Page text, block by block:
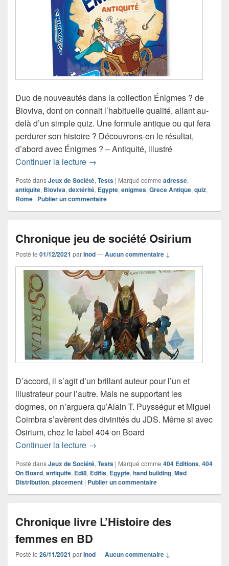
Duo de nouveautés dans la collection Énigmes ? de
Bioviva, dont on connait l’habituelle qualité, allant au-
delà d’un simple quiz. Une formule antique ou qui fera
perdurer son histoire ? Découvrons-en le résultat,
d’abord avec Énigmes ? – Antiquité, illustré
Continuer la lecture Chronique jeu de société Énigmes ?
→
Posté dansJeux de Société, Tests | Marqué comme adresse,
antiquite, Bioviva, dextérité, Egypte, enigmes, Grece Antique, quiz,
Rome | Publier un commentaire
Chronique jeu de société Osirium
Posté le 01/12/2021 parInod—Aucun commentaire ↓
D’accord, il s’agit d’un brillant auteur pour l’un et
illustrateur pour l’autre. Mais ne supportant les
dogmes, on n’arguera qu’Alain T. Puysségur et Miguel
Coimbra s’avèrent des divinités du JDS. Même si avec
Osirium, chez le label 404 on Board
Continuer la lecture Chronique jeu de société Osirium
→
Posté dansJeux de Société, Tests | Marqué comme 404 Editions, 404
On Board, antiquite, Edi8, Editis, Egypte, hand building, Mad
Distribution, placement | Publier un commentaire
Chronique livre L’Histoire des
femmes en BD
Posté le 26/11/2021 parInod—Aucun commentaire ↓